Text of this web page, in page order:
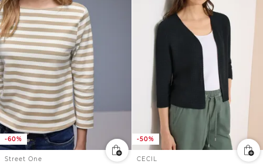
-60%
Street One
-50%
CECIL